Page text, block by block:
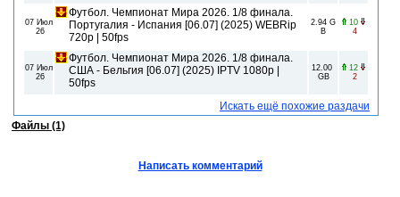
07 Июл
26
Футбол. Чемпионат Мира 2026. 1/8 финала.
Португалия - Испания [06.07] (2025) WEBRip
720p | 50fps
2.94 G
B
10
4
07 Июл
26
Футбол. Чемпионат Мира 2026. 1/8 финала.
США - Бельгия [06.07] (2025) IPTV 1080p |
50fps
12.00
GB
12
2
Искать ещё похожие раздачи
Файлы (1)
Написать комментарий